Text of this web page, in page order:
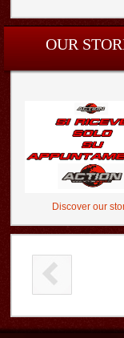
OUR
Discover our